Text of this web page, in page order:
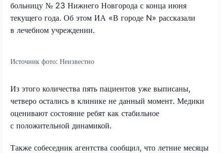
больницу № 23 Нижнего Новгорода с конца июня
текущего года. Об этом ИА «В городе N» рассказали
в лечебном учреждении.
Источник фото: Неизвестно
Из этого количества пять пациентов уже выписаны,
четверо остались в клинике не данный момент. Медики
оценивают состояние ребят как стабильное
с положительной динамикой.
Также собеседник агентства сообщил, что летние месяцы